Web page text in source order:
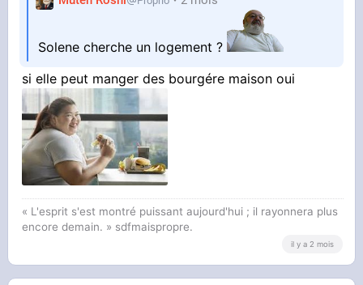
Solene cherche un logement ?
si elle peut manger des bourgére maison oui
« L'esprit s'est montré puissant aujourd'hui ; il rayonnera plus
encore demain. » sdfmaispropre.
il y a 2 mois